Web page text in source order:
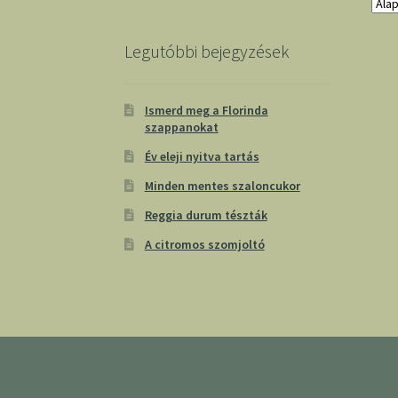
Legutóbbi bejegyzések
Ismerd meg a Florinda
szappanokat
Év eleji nyitva tartás
Minden mentes szaloncukor
Reggia durum tészták
A citromos szomjoltó